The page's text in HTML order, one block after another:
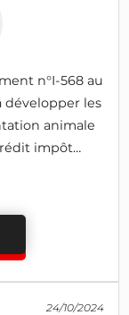
n°I-568 au
développer les
animale
impôt
24/10/2024